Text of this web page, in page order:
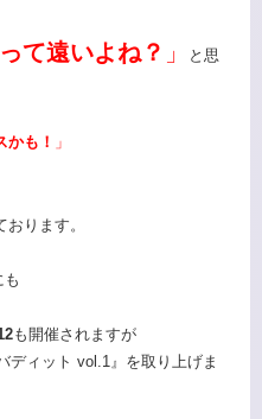
て遠いよね？ 」
と思
も！ 」
ります。
も開催されますが
ディット vol.1』を取り上げま